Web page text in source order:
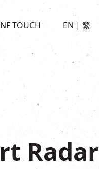
NF TOUCH EN | 繁
Radar